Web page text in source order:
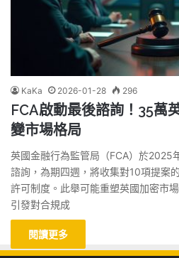
KaKa 2026-01-28 296
FCA啟動最後諮詢！35萬
變市場格局
英國金融行為監管局（FCA）於2025
諮詢，為期四週，將收集對10項提案
許可制度。此舉可能重塑英國加密市
引發對合規成
閱讀更多